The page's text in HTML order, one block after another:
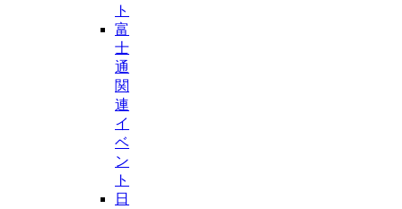
ト
富
士
通
関
連
イ
ベ
ン
ト
日